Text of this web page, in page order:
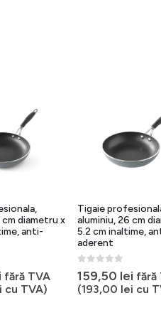
cm diametru x
anti-
fără TVA
cu TVA)
Tigaie
aluminiu, 26 cm
5.2 cm inaltime,
aderent
159,50 lei fără
(193,00 lei cu